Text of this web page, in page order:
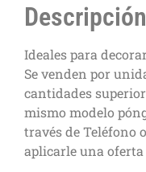
Descripción
Ideales para
Se venden por
cantidades
mismo modelo
través de Teléfono
aplicarle una oferta